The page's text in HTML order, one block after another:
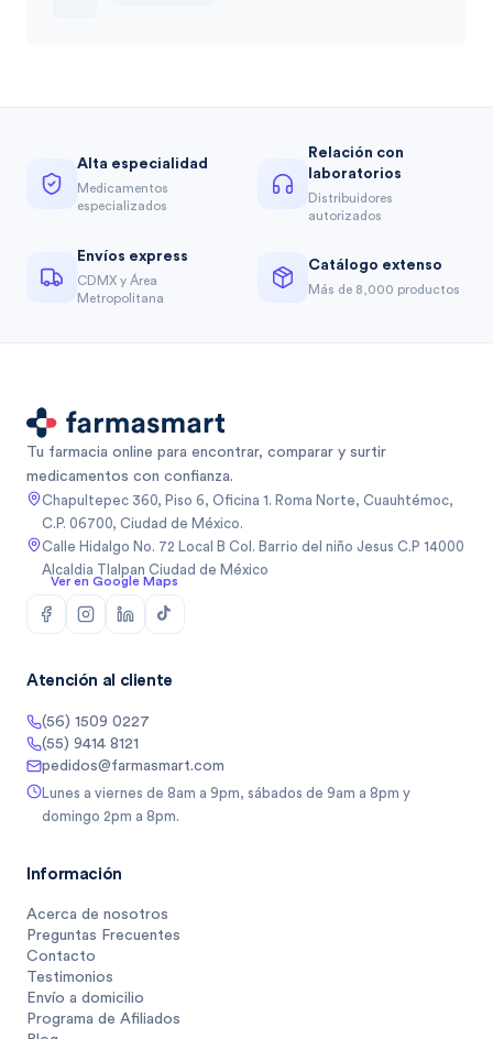
Alta especialidad
Medicamentos
especializados
Relación con
laboratorios
Distribuidores
autorizados
Envíos express
CDMX y Área
Metropolitana
Catálogo extenso
Más de 8,000 productos
Tu farmacia online para encontrar, comparar y surtir
medicamentos con confianza.
Chapultepec 360, Piso 6, Oficina 1. Roma Norte, Cuauhtémoc,
C.P. 06700, Ciudad de México.
Calle Hidalgo No. 72 Local B Col. Barrio del niño Jesus C.P 14000
Alcaldia Tlalpan Ciudad de México
Ver en Google Maps
Atención al cliente
(56) 1509 0227
(55) 9414 8121
pedidos@farmasmart.com
Lunes a viernes de 8am a 9pm, sábados de 9am a 8pm y
domingo 2pm a 8pm.
Información
Acerca de nosotros
Preguntas Frecuentes
Contacto
Testimonios
Envío a domicilio
Programa de Afiliados